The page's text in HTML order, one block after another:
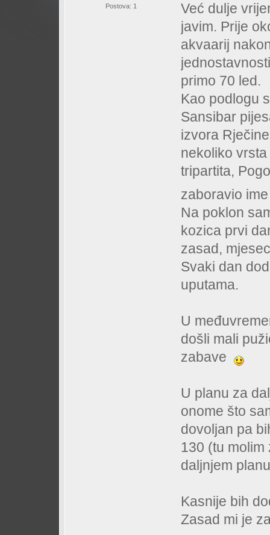
Postova: 1
Već dulje
javim. Prije
akvaarij
primo 70 led.
Kao podlogu
Sansibar
izvora
nekoliko
tripartita,
zaboravio
Na poklon
kozica prvi
zasad,
Svaki dan
uputama.
U
došli mali
zabave
U planu za
onome što
dovoljan pa
130 (tu
daljnjem
Kasnije bih
Zasad mi je